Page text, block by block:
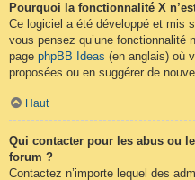
Pourquoi la fonctionnalité X
Ce logiciel a été développé et mis
vous pensez qu’une fonctionnalité
page phpBB Ideas (en anglais) où
proposées ou en suggérer de
Haut
Qui contacter pour les abus ou
forum ?
Contactez n’importe lequel des